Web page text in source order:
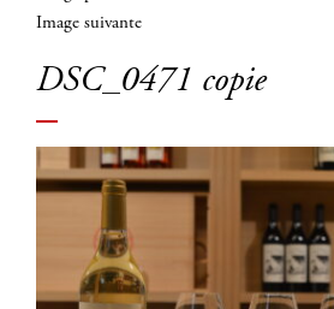
Image suivante
DSC_0471 copie